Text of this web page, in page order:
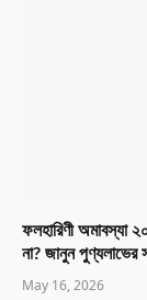
ফলহারিণী অমাবস্যা
না? জানুন
May 16, 2026